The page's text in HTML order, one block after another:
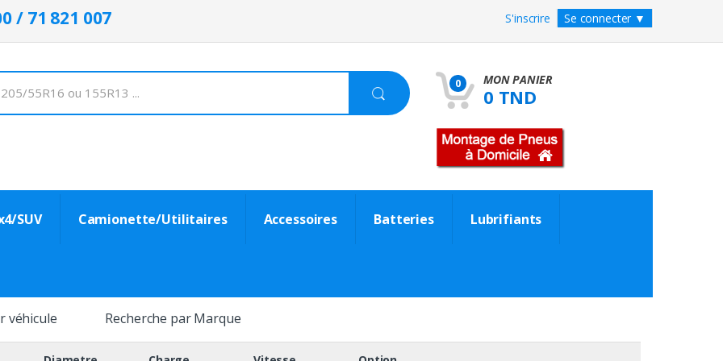
/ 71 821 007 S'inscrire Se connecter ▼
0 MON PANIER
0 TND
SUV Camionette/Utilitaires Accessoires Batteries Lubrifiants
véhicule Recherche par Marque